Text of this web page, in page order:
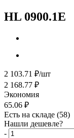
HL 0900.1E
2 103.71 ₽/шт
2 168.77 ₽
Экономия
65.06 ₽
Есть на складе (58)
Нашли дешевле?
-